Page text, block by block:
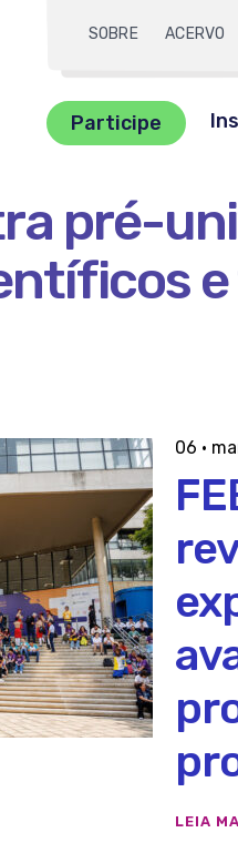
SOBRE ACERVO
sua
busca
Participe
pré-
06 ·
LEIA